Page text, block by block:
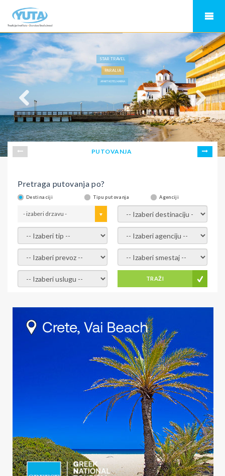
STAR TRAVEL
PARALIA
APART HOTEL MARINA
PUTOVANJA
Pretraga putovanja po?
Destinaciji Tipu putovanja Agenciji
- izaberi drzavu - - izaberi destinaciju -
- izaberi tip - - izaberi agenciju -
- izaberi prevoz - - Izaberite smestaj -
- Izaberite uslugu - TRAŽI